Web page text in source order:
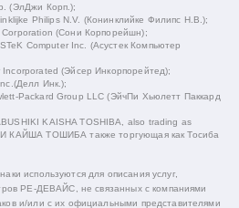
(ЭлДжи Корп.);
Philips N.V. (Конинклийке Филипс Н.В.);
(Сони Корпорейшн);
Computer Inc. (Асустек Компьютер
(Эйсер Инкорпорейтед);
Инк.);
Packard Group LLC (ЭйчПи Хьюлетт Паккард
KAISHA TOSHIBA, also trading as
КАЙША ТОШИБА также торгующая как Тосиба
используются для описания услуг,
РЕ-ДЕВАЙС, не связанных с компаниями
и/или с их официальными представителями